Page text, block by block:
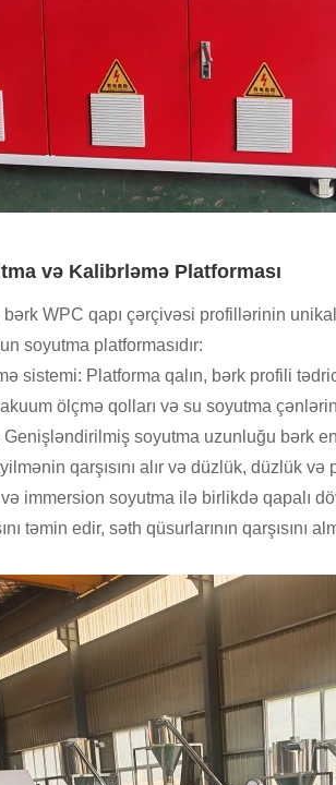
və Kalibrləmə Platforması
WPC qapı çərçivəsi profillərinin
soyutma platformasıdır:
sistemi: Platforma qalın, bərk profili
ölçmə qolları və su soyutma
soyutma uzunluğu bərk
qarşısını alır və düzlük, düzlük
immersion soyutma ilə birlikdə qapalı
təmin edir, səth qüsurlarının